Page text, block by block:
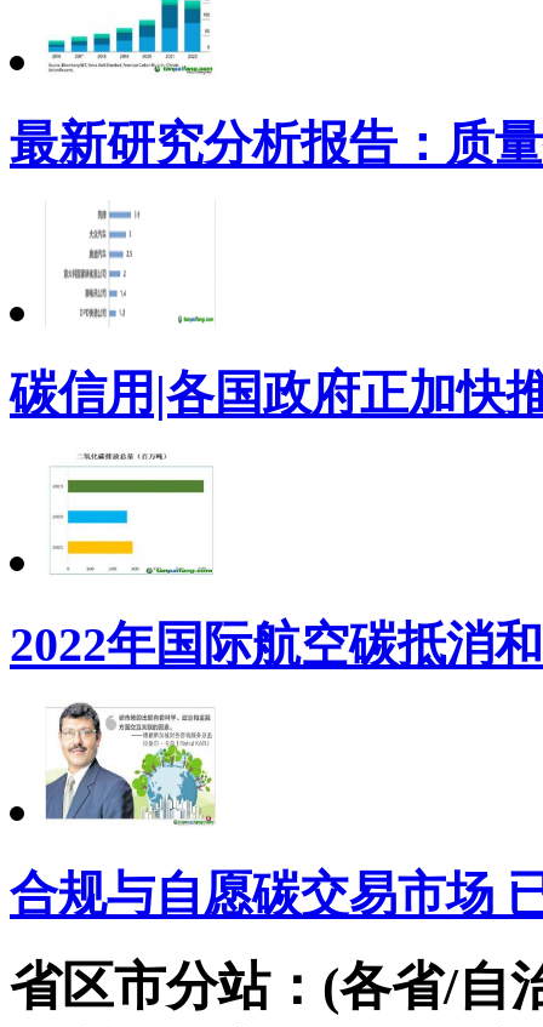
最新研究分析报告：质
碳信用|各国政府正加快
2022年国际航空碳抵消
合规与自愿碳交易市场
省区市分站：(各省/自